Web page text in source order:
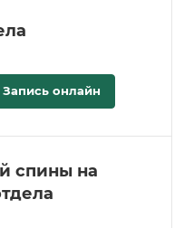
Запись онлайн
спины на